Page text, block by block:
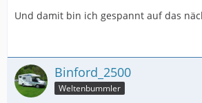
Und damit bin ich gespannt auf das
Binford_2500
Weltenbummler